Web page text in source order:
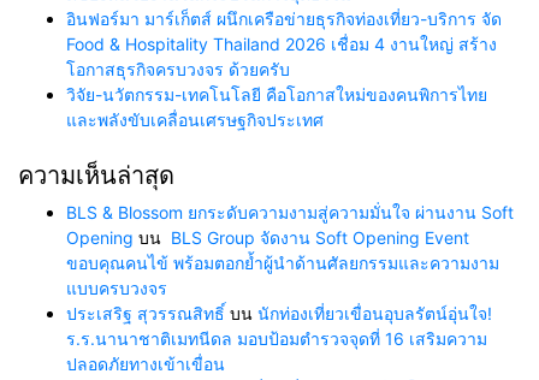
อินฟอร์มา มาร์เก็ตส์ ผนึกเครือข่ายธุรกิจท่องเที่ยว-บริการ จัด
Food & Hospitality Thailand 2026 เชื่อม 4 งานใหญ่ สร้าง
โอกาสธุรกิจครบวงจร ด้วยครับ
วิจัย-นวัตกรรม-เทคโนโลยี คือโอกาสใหม่ของคนพิการไทย
และพลังขับเคลื่อนเศรษฐกิจประเทศ
ความเห็นล่าสุด
BLS & Blossom ยกระดับความงามสู่ความมั่นใจ ผ่านงาน Soft
Opening บน BLS Group จัดงาน Soft Opening Event
ขอบคุณคนไข้ พร้อมตอกย้ำผู้นำด้านศัลยกรรมและความงาม
แบบครบวงจร
ประเสริฐ สุวรรณสิทธิ์ บน นักท่องเที่ยวเขื่อนอุบลรัตน์อุ่นใจ!
ร.ร.นานาชาติเมทนีดล มอบป้อมตำรวจจุดที่ 16 เสริมความ
ปลอดภัยทางเข้าเขื่อน